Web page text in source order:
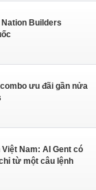
Builders
ưu đãi gần nửa
Nam: AI Gent có
từ một câu lệnh